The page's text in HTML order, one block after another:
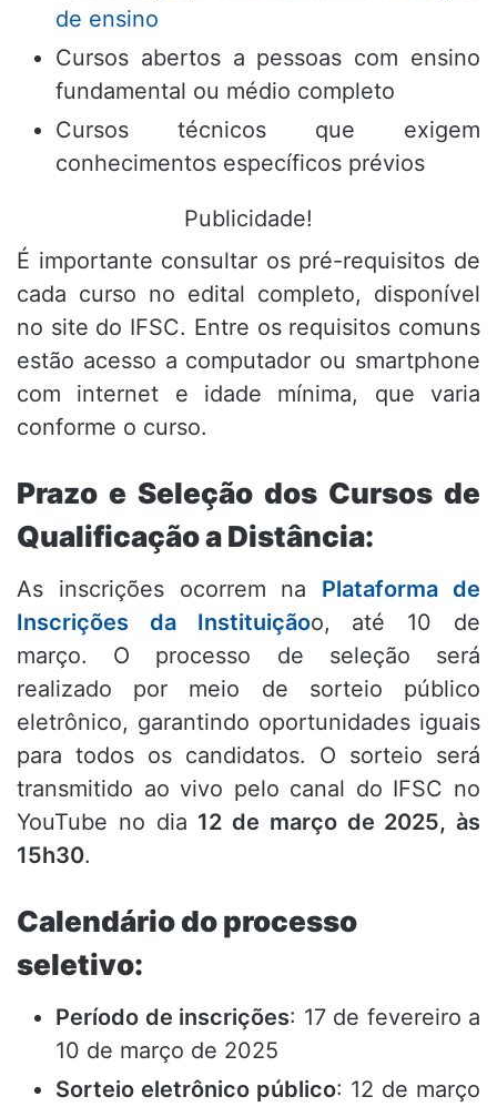
de ensino
Cursos abertos a pessoas com ensino
fundamental ou médio completo
Cursos técnicos que exigem
conhecimentos específicos prévios
Publicidade!
É importante consultar os pré-requisitos de
cada curso no edital completo, disponível
no site do IFSC. Entre os requisitos comuns
estão acesso a computador ou smartphone
com internet e idade mínima, que varia
conforme o curso.
Prazo e Seleção dos Cursos de
Qualificação a Distância:
As inscrições ocorrem na Plataforma de
Inscrições da Instituiçãoo, até 10 de
março. O processo de seleção será
realizado por meio de sorteio público
eletrônico, garantindo oportunidades iguais
para todos os candidatos. O sorteio será
transmitido ao vivo pelo canal do IFSC no
YouTube no dia 12 de março de 2025, às
15h30.
Calendário do processo
seletivo:
Período de inscrições: 17 de fevereiro a
10 de março de 2025
Sorteio eletrônico público: 12 de março